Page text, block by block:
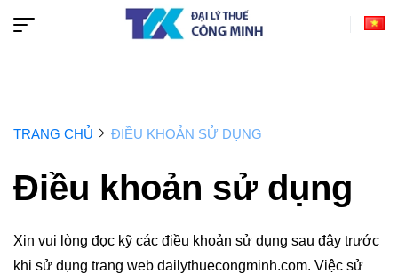
TRANG CHỦ ĐIỀU KHOẢN SỬ DỤNG
Điều khoản sử dụng
Xin vui lòng đọc kỹ các điều khoản sử dụng sau đây trước
khi sử dụng trang web dailythuecongminh.com. Việc sử